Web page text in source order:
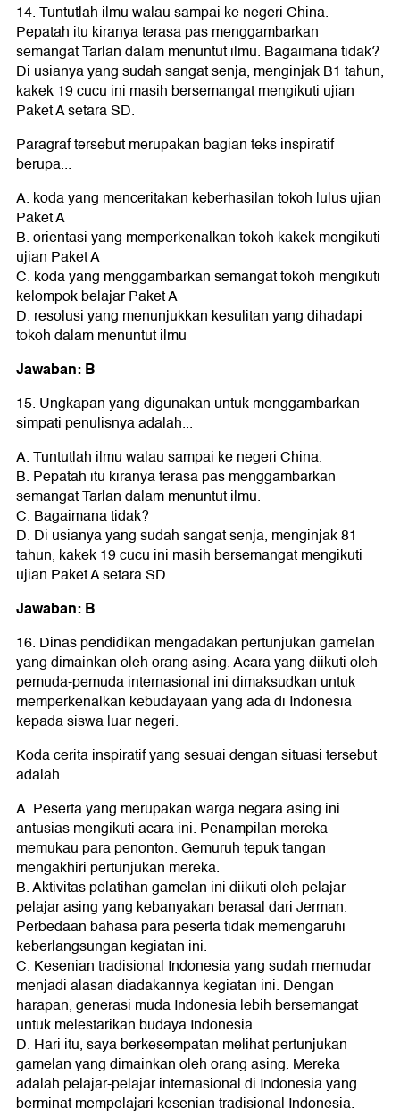
14. Tuntutlah ilmu walau sampai ke negeri China.
Pepatah itu kiranya terasa pas menggambarkan
semangat Tarlan dalam menuntut ilmu. Bagaimana tidak?
Di usianya yang sudah sangat senja, menginjak B1 tahun,
kakek 19 cucu ini masih bersemangat mengikuti ujian
Paket A setara SD.
Paragraf tersebut merupakan bagian teks inspiratif
berupa...
A. koda yang menceritakan keberhasilan tokoh lulus ujian
Paket A
B. orientasi yang memperkenalkan tokoh kakek mengikuti
ujian Paket A
C. koda yang menggambarkan semangat tokoh mengikuti
kelompok belajar Paket A
D. resolusi yang menunjukkan kesulitan yang dihadapi
tokoh dalam menuntut ilmu
Jawaban: B
15. Ungkapan yang digunakan untuk menggambarkan
simpati penulisnya adalah...
A. Tuntutlah ilmu walau sampai ke negeri China.
B. Pepatah itu kiranya terasa pas menggambarkan
semangat Tarlan dalam menuntut ilmu.
C. Bagaimana tidak?
D. Di usianya yang sudah sangat senja, menginjak 81
tahun, kakek 19 cucu ini masih bersemangat mengikuti
ujian Paket A setara SD.
Jawaban: B
16. Dinas pendidikan mengadakan pertunjukan gamelan
yang dimainkan oleh orang asing. Acara yang diikuti oleh
pemuda-pemuda internasional ini dimaksudkan untuk
memperkenalkan kebudayaan yang ada di Indonesia
kepada siswa luar negeri.
Koda cerita inspiratif yang sesuai dengan situasi tersebut
adalah .....
A. Peserta yang merupakan warga negara asing ini
antusias mengikuti acara ini. Penampilan mereka
memukau para penonton. Gemuruh tepuk tangan
mengakhiri pertunjukan mereka.
B. Aktivitas pelatihan gamelan ini diikuti oleh pelajar-
pelajar asing yang kebanyakan berasal dari Jerman.
Perbedaan bahasa para peserta tidak memengaruhi
keberlangsungan kegiatan ini.
C. Kesenian tradisional Indonesia yang sudah memudar
menjadi alasan diadakannya kegiatan ini. Dengan
harapan, generasi muda Indonesia lebih bersemangat
untuk melestarikan budaya Indonesia.
D. Hari itu, saya berkesempatan melihat pertunjukan
gamelan yang dimainkan oleh orang asing. Mereka
adalah pelajar-pelajar internasional di Indonesia yang
berminat mempelajari kesenian tradisional Indonesia.